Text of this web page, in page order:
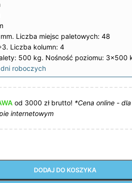
Liczba miejsc paletowych: 48
Liczba kolumn: 4
500 kg. Nośność poziomu: 3×500
roboczych
od 3000 zł brutto! *Cena online -
internetowym
DODAJ DO KOSZYKA